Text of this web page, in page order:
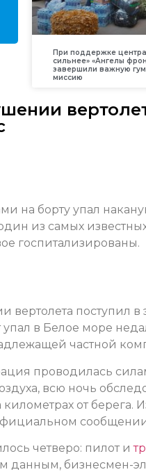
При поддержке
сильнее» «Ангелы
завершили важную
миссию
на борту упал
из самых
госпитализированы.
поступил в
упал в Белое море
частной
проводилась
всю ночь
от берега.
четверо: пилот и
данным, бизнесмен-